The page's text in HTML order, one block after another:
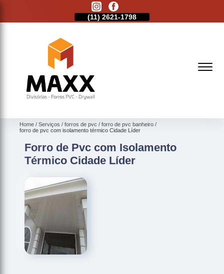
(11) 2621-1798
Home Serviços forros de pvc
forro de pvc banheiro
forro de pvc com isolamento térmico Cidade Líder
Forro de Pvc com Isolamento
Térmico Cidade Líder